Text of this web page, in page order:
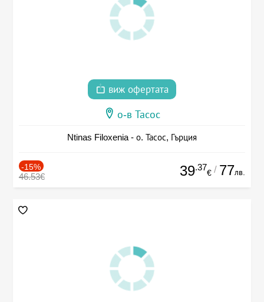
виж офертата
о-в Тасос
Ntinas Filoxenia - о. Тасос, Гърция
-15%
46.53€ 39.37
€ / 77лв.